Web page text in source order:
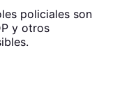
policiales son
y otros